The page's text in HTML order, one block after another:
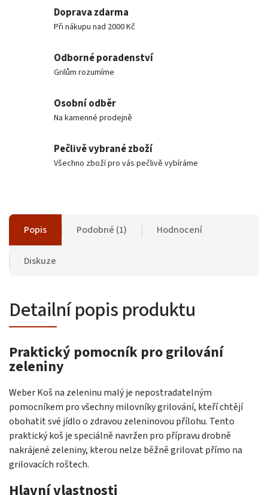
Doprava zdarma
Při nákupu nad 2000 Kč
Odborné poradenství
Grilům rozumíme
Osobní odběr
Na kamenné prodejně
Pečlivě vybrané zboží
Všechno zboží pro vás pečlivě vybíráme
Popis Podobné (1) Hodnocení
Diskuze
Detailní popis produktu
Praktický pomocník pro grilování
zeleniny
Weber Koš na zeleninu malý je nepostradatelným
pomocníkem pro všechny milovníky grilování, kteří chtějí
obohatit své jídlo o zdravou zeleninovou přílohu. Tento
praktický koš je speciálně navržen pro přípravu drobně
nakrájené zeleniny, kterou nelze běžně grilovat přímo na
grilovacích roštech.
Hlavní vlastnosti